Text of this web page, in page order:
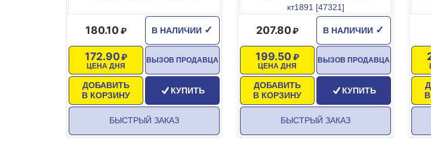
В НАЛИЧИИ ✓
180.10
ЦЕНА ДНЯ
172.90
ДОБАВИТЬ
В КОРЗИНУ
ВЫЗОВ ПРОДАВЦА
КУПИТЬ
БЫСТРЫЙ ЗАКАЗ
кт1891 [47321]
В НАЛИЧИИ ✓
207.80
ЦЕНА ДНЯ
199.50
ДОБАВИТЬ
В КОРЗИНУ
ВЫЗОВ ПРОДАВЦА
КУПИТЬ
БЫСТРЫЙ ЗАКАЗ